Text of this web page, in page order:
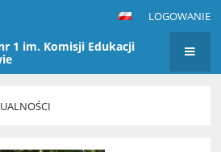
LOGOWANIE
1 im. Komisji Edukacji